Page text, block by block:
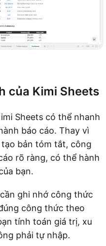
của Kimi Sheets
Sheets có thể nhanh
báo cáo. Thay vì
bản tóm tắt, công
rõ ràng, có thể hành
bạn.
ghi nhớ công thức
công thức theo
tính toán giá trị, xu
phải tự nhập.